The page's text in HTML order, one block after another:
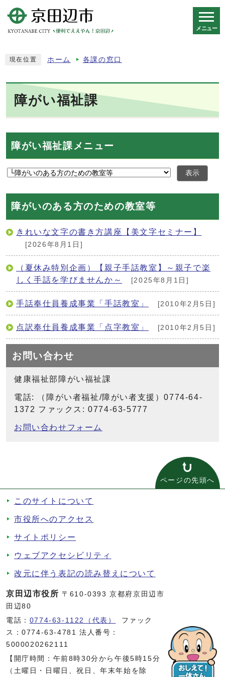
メニュー
現在位置 ホーム 各課の窓口
障がい福祉課
障がい福祉課メニュー
表示
障がいのある方のための教室等
きれいな文字の書き方講座【美文字セミナー】
[2026年8月1日]
（夏休み特別企画）【親子手話教室】～親子で楽
しく手話を学びませんか～
[2025年8月1日]
手話奉仕員養成事業「手話教室」 [2010年2月5日]
点訳奉仕員養成事業「点字教室」 [2010年2月5日]
お問い合わせ
健康福祉部障がい福祉課
電話: （障がい者福祉/障がい者支援）0774-64-
1372 ファックス: 0774-63-5777
お問い合わせフォーム
ページの先頭へ
このサイトについて
市役所へのアクセス
サイトポリシー
ウェブアクセシビリティ
改元に伴う表記の読み替えについて
京田辺市役所 〒610-0393 京都府京田辺市
田辺80
電話： 0774-63-1122（代表）
ファック
ス：0774-63-4781 法人番号：
5000020262111
【開庁時間：午前8時30分から午後5時15分
（土曜日・日曜日、祝日、年末年始を除